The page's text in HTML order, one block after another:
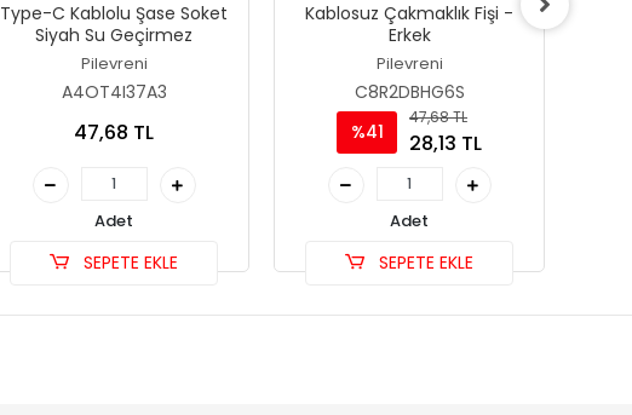
Type-C Kablolu Şase Soket
Siyah Su Geçirmez
Pilevreni
A4OT4I37A3
47,68 TL
Adet
SEPETE EKLE
Kablosuz Çakmaklık Fişi -
Erkek
Pilevreni
C8R2DBHG6S
%41
47,68 TL
28,13 TL
Adet
SEPETE EKLE